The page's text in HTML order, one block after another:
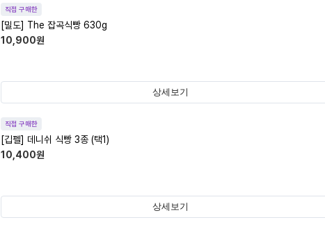
직접 구매한
[밀도] The 잡곡식빵 630g
10,900원
상세보기
직접 구매한
[깁펠] 데니쉬 식빵 3종 (택1)
10,400원
상세보기